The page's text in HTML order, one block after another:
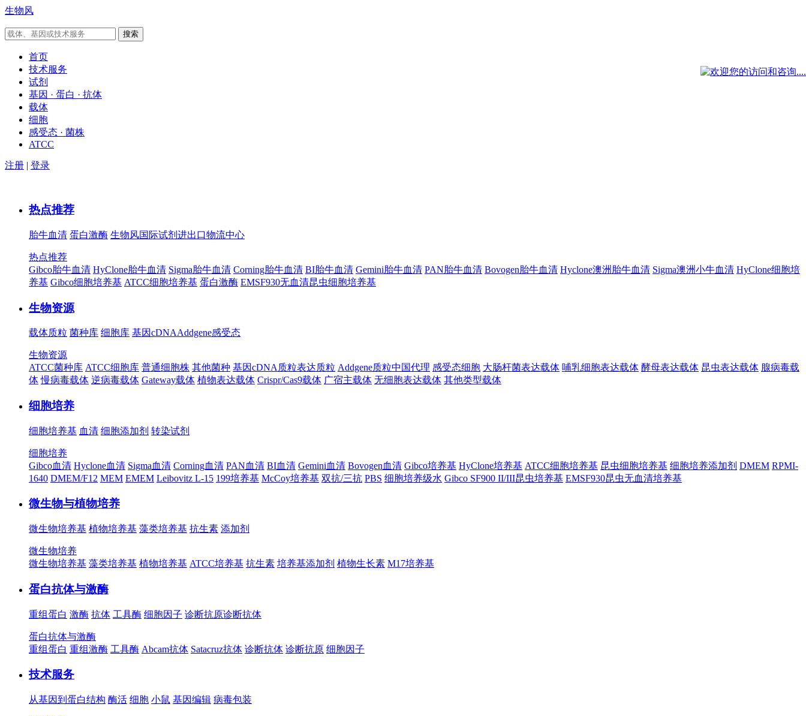
生物风
首页
技术服务
试剂
基因 · 蛋白 · 抗体
载体
细胞
感受态 · 菌株
ATCC
注册 | 登录
热点推荐
胎牛血清 蛋白激酶 生物风国际试剂进出口物流中心
热点推荐
Gibco胎牛血清 HyClone胎牛血清 Sigma胎牛血清 Corning胎牛血清 BI胎牛血清 Gemini胎牛血清 PAN胎牛血清 Bovogen胎牛血清 Hyclone澳洲胎牛血清 Sigma澳洲小牛血清 HyClone细胞培
养基 Gibco细胞培养基 ATCC细胞培养基 蛋白激酶 EMSF930无血清昆虫细胞培养基
生物资源
载体质粒 菌种库 细胞库 基因cDNAAddgene感受态
生物资源
ATCC菌种库 ATCC细胞库 普通细胞株 其他菌种 基因cDNA质粒表达质粒 Addgene质粒中国代理 感受态细胞 大肠杆菌表达载体 哺乳细胞表达载体 酵母表达载体 昆虫表达载体 腺病毒载
体 慢病毒载体 逆病毒载体 Gateway载体 植物表达载体 Crispr/Cas9载体 广宿主载体 无细胞表达载体 其他类型载体
细胞培养
细胞培养基 血清 细胞添加剂 转染试剂
细胞培养
Gibco血清 Hyclone血清 Sigma血清 Corning血清 PAN血清 BI血清 Gemini血清 Bovogen血清 Gibco培养基 HyClone培养基 ATCC细胞培养基 昆虫细胞培养基 细胞培养添加剂 DMEM RPMI-
1640 DMEM/F12 MEM EMEM Leibovitz L-15 199培养基 McCoy培养基 双抗/三抗 PBS 细胞培养级水 Gibco SF900 II/III昆虫培养基 EMSF930昆虫无血清培养基
微生物与植物培养
微生物培养基 植物培养基 藻类培养基 抗生素 添加剂
微生物培养
微生物培养基 藻类培养基 植物培养基 ATCC培养基 抗生素 培养基添加剂 植物生长素 M17培养基
蛋白抗体与激酶
重组蛋白 激酶 抗体 工具酶 细胞因子 诊断抗原诊断抗体
蛋白抗体与激酶
重组蛋白 重组激酶 工具酶 Abcam抗体 Satacruz抗体 诊断抗体 诊断抗原 细胞因子
技术服务
从基因到蛋白结构 酶活 细胞 小鼠 基因编辑 病毒包装